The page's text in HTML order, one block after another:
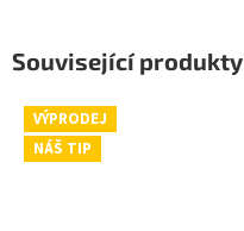
Související produkty
VÝPRODEJ
NÁŠ TIP